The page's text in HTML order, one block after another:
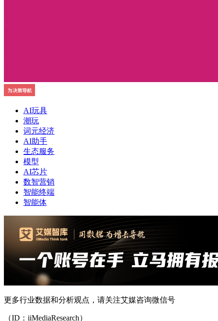
AI玩具
潮玩
词元经济
AI助手
生态服务
模型
AI芯片
数智营销
智能终端
智能体
更多行业数据和分析观点，请关注艾媒咨询微信号
（ID：iiMediaResearch）